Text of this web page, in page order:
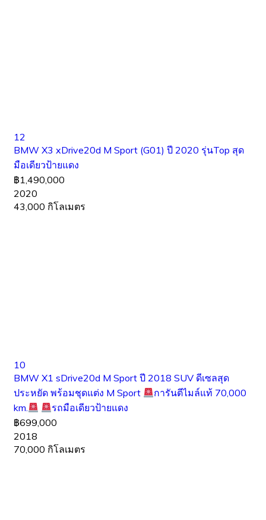
12
BMW X3 xDrive20d M Sport (G01) ปี 2020 รุ่นTop สุด
มือเดียวป้ายแดง
฿1,490,000
2020
43,000 กิโลเมตร
10
BMW X1 sDrive20d M Sport ปี 2018 SUV ดีเซลสุด
ประหยัด พร้อมชุดแต่ง M Sport
การันตีไมล์แท้ 70,000
km.
รถมือเดียวป้ายแดง
฿699,000
2018
70,000 กิโลเมตร